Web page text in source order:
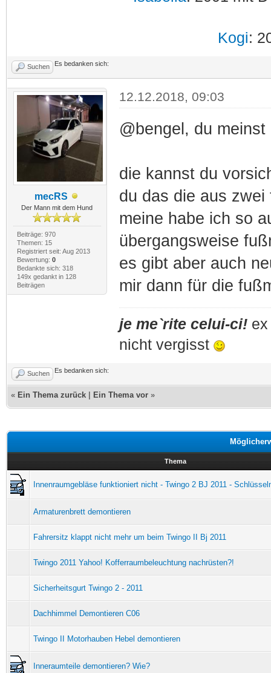
Kogi:
Suchen Es bedanken sich:
mecRS
Der Mann mit dem Hund
Beiträge: 970
Themen: 15
Registriert seit: Aug 2013
Bewertung: 0
Bedankte sich: 318
149x gedankt in 128
Beiträgen
12.12.2018, 09:03
@bengel, du
die kannst du
du das die aus
meine habe ich so
übergangsweise
es gibt aber auch
mir dann für die
je me`rite celui-ci!ex
nicht vergisst
Suchen Es bedanken sich:
« Ein Thema zurück Ein Thema vor »
Thema
Innenraumgebläse funktioniert nicht - Twingo 2 BJ 2011 -
Armaturenbrett demontieren
Fahrersitz klappt nicht mehr um beim Twingo II Bj 2011
Twingo 2011 Yahoo! Kofferraumbeleuchtung nachrüsten?!
Sicherheitsgurt Twingo 2 - 2011
Dachhimmel Demontieren C06
Twingo II Motorhauben Hebel demontieren
Inneraumteile demontieren? Wie?